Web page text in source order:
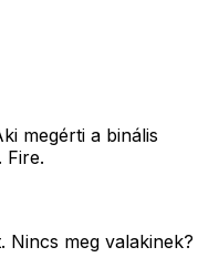
megérti a binális
Fire.
Nincs meg valakinek?